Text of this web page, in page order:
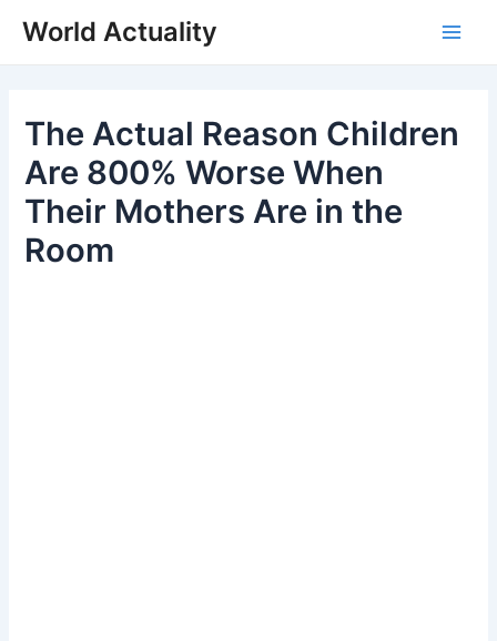
World Actuality
The Actual Reason Children
Are 800% Worse When
Their Mothers Are in the
Room